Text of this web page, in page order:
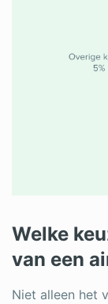
Welke
van een
Niet alleen het